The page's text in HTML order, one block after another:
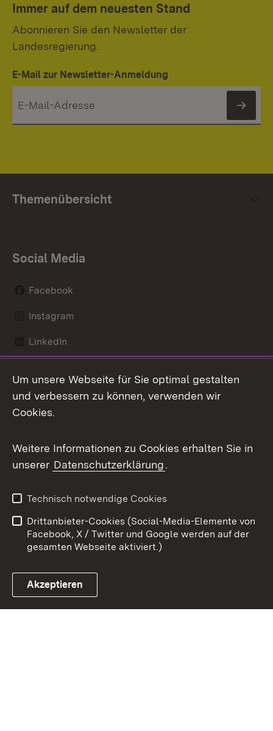
Immer auf dem neuesten Stand
Abonnieren Sie den Newsletter der
Landesregierung.
E-Mail zur Newsletter-Anmeldung
Themenübersicht
Social Media
Facebook
Instagram
LinkedIn
X / Twitter
Youtube
Link zum Landesportal
Kontakt
Datenschutz
Barrierefreiheit
Impressum
Cookies
Um unsere Webseite für Sie optimal gestalten
und verbessern zu können, verwenden wir
Cookies.
Weitere Informationen zu Cookies erhalten Sie in
unserer Datenschutzerklärung.
Technisch notwendige Cookies
Drittanbieter-Cookies (Social-Media-Elemente von
Facebook, X / Twitter und Google werden auf der
gesamten Webseite aktiviert.)
Akzeptieren